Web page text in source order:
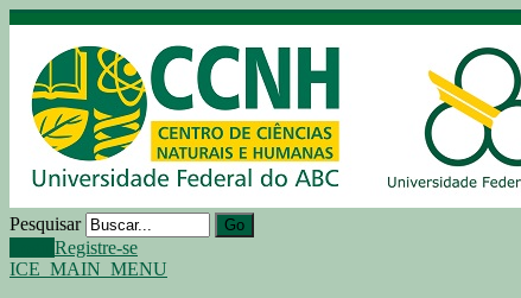
Pesquisar Go
Registre-se
ICE_MAIN_MENU